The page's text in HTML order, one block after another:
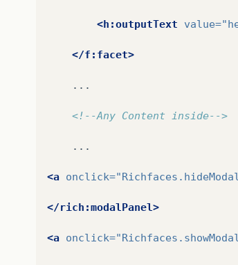
<h:outputText value=
</f:facet>
...
<!--Any Content inside-->
...
<a onclick=
</rich:modalPanel>
<a onclick=